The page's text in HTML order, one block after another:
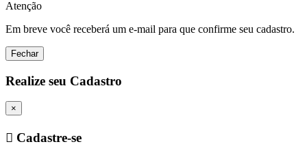
Atenção
Em breve você receberá um e-mail para que confirme seu cadastro.
Fechar
Realize seu Cadastro
×
Cadastre-se